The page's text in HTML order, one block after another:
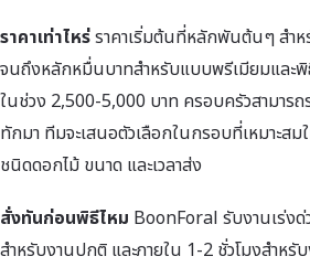
ราคาเท่าไหร่ราคาเริ่มต้นที่หลักพันต้นๆ สำ
จนถึงหลักหมื่นบาทสำหรับแบบพรีเมียมและ
ในช่วง 2,500-5,000 บาท ครอบครัวสามาร
ทักมา ทีมจะเสนอตัวเลือกในกรอบที่เหมาะสม
ชนิดดอกไม้ ขนาด และเวลาส่ง
สั่งทันก่อนพิธีไหม BoonForal รับงานเร่งด่
สำหรับงานปกติ และภายใน 1-2 ชั่วโมงสำห